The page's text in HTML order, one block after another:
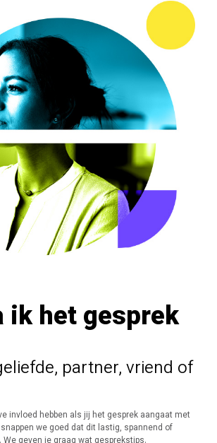
ik het gesprek
partner, vriend of
invloed hebben als jij het gesprek aangaat met
we goed dat dit lastig, spannend of